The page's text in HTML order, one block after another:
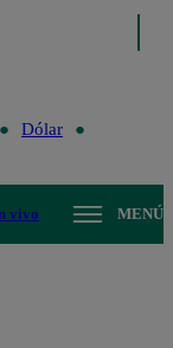
Dólar
vivo MENÚ